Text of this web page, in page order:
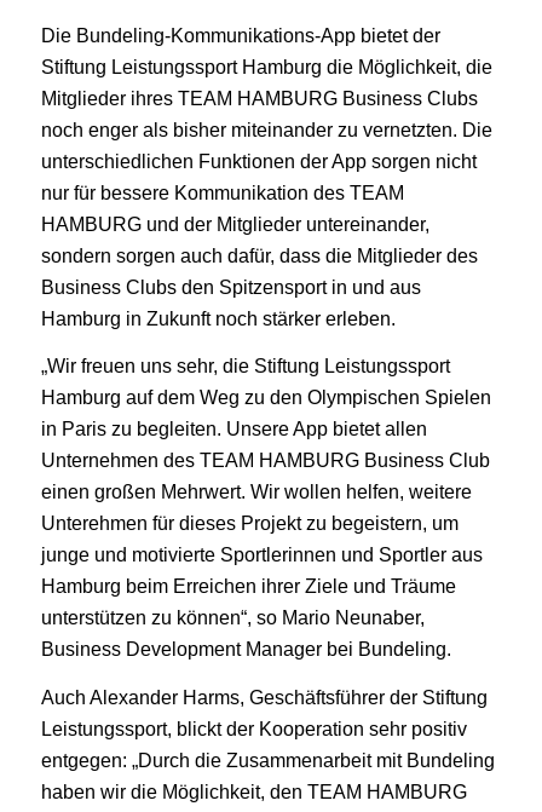
Die Bundeling-Kommunikations-App bietet der
Stiftung Leistungssport Hamburg die Möglichkeit, die
Mitglieder ihres TEAM HAMBURG Business Clubs
noch enger als bisher miteinander zu vernetzten. Die
unterschiedlichen Funktionen der App sorgen nicht
nur für bessere Kommunikation des TEAM
HAMBURG und der Mitglieder untereinander,
sondern sorgen auch dafür, dass die Mitglieder des
Business Clubs den Spitzensport in und aus
Hamburg in Zukunft noch stärker erleben.
„Wir freuen uns sehr, die Stiftung Leistungssport
Hamburg auf dem Weg zu den Olympischen Spielen
in Paris zu begleiten. Unsere App bietet allen
Unternehmen des TEAM HAMBURG Business Club
einen großen Mehrwert. Wir wollen helfen, weitere
Unterehmen für dieses Projekt zu begeistern, um
junge und motivierte Sportlerinnen und Sportler aus
Hamburg beim Erreichen ihrer Ziele und Träume
unterstützen zu können“, so Mario Neunaber,
Business Development Manager bei Bundeling.
Auch Alexander Harms, Geschäftsführer der Stiftung
Leistungssport, blickt der Kooperation sehr positiv
entgegen: „Durch die Zusammenarbeit mit Bundeling
haben wir die Möglichkeit, den TEAM HAMBURG